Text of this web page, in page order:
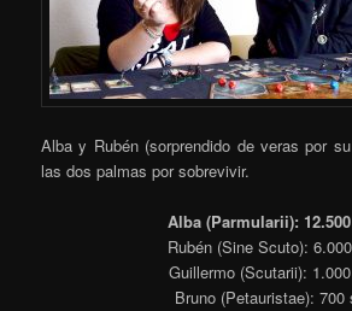
Alba y Rubén (sorprendido de veras por
las dos palmas por sobrevivir.
Alba (Parmularii):
Rubén (Sine Scuto):
Guillermo (Scutarii):
Bruno (Petauristae): 700